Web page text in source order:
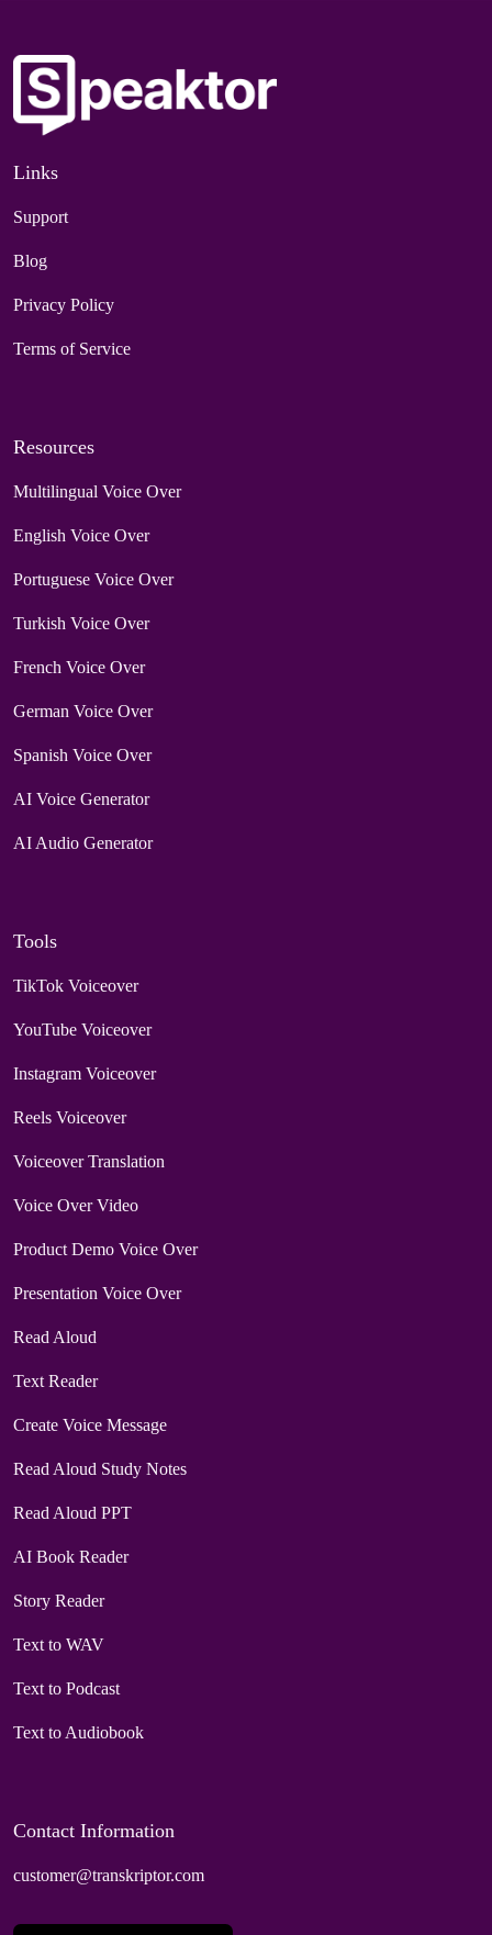
Links
Support
Blog
Privacy Policy
Terms of Service
Resources
Multilingual Voice Over
English Voice Over
Portuguese Voice Over
Turkish Voice Over
French Voice Over
German Voice Over
Spanish Voice Over
AI Voice Generator
AI Audio Generator
Tools
TikTok Voiceover
YouTube Voiceover
Instagram Voiceover
Reels Voiceover
Voiceover Translation
Voice Over Video
Product Demo Voice Over
Presentation Voice Over
Read Aloud
Text Reader
Create Voice Message
Read Aloud Study Notes
Read Aloud PPT
AI Book Reader
Story Reader
Text to WAV
Text to Podcast
Text to Audiobook
Contact Information
customer@transkriptor.com